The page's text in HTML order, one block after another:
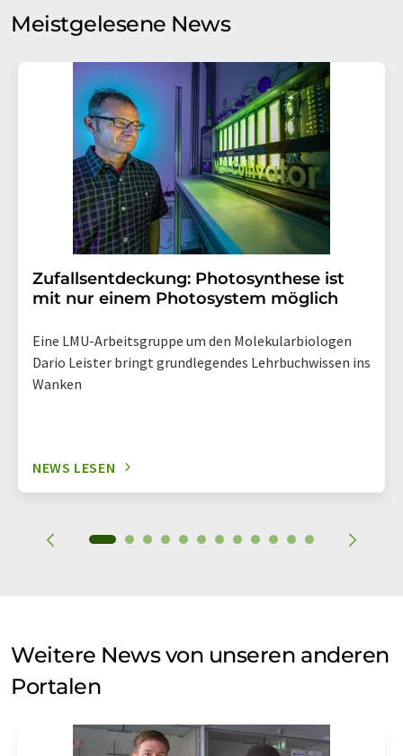
Meinungsforschung per E-Mail kontaktieren. Ihre
Einwilligung können Sie jederzeit ohne Angabe von
Str. 2, 12489 Berlin oder per E-Mail unter
widerruf@lumitos.com
mit Wirkung für die Zukunft
widerrufen. Zudem ist in jeder E-Mail ein Link zur
Abbestellung des entsprechenden Newsletters
enthalten.
Meistgelesene News
Zufallsentdeckung: Photosynthese ist
mit nur einem Photosystem möglich
Eine LMU-Arbeitsgruppe um den Molekularbiologen
Dario Leister bringt grundlegendes Lehrbuchwissen ins
Wanken
NEWS LESEN
Weitere News von unseren anderen
Portalen